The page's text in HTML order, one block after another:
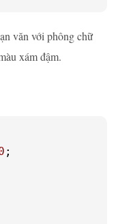
văn với phông chữ
xám đậm.